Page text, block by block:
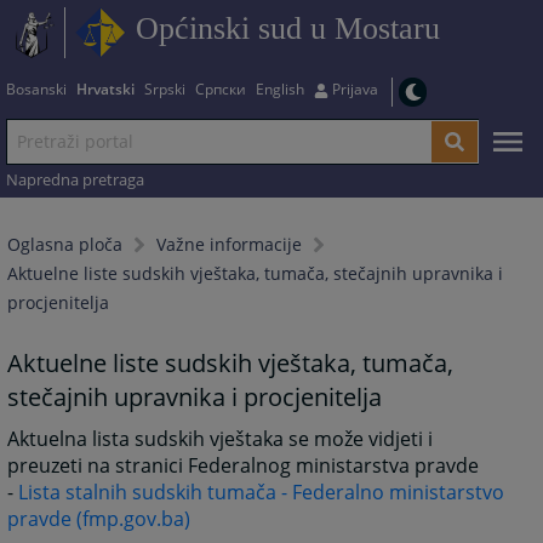
Općinski sud u Mostaru
Bosanski Hrvatski Srpski Српски English Prijava
Napredna pretraga
Oglasna ploča
Važne informacije
Aktuelne liste sudskih vještaka, tumača, stečajnih upravnika i
procjenitelja
Aktuelne liste sudskih vještaka, tumača,
stečajnih upravnika i procjenitelja
Aktuelna lista sudskih vještaka se može vidjeti i
preuzeti na stranici Federalnog ministarstva pravde
- Lista stalnih sudskih tumača - Federalno ministarstvo
pravde (fmp.gov.ba)